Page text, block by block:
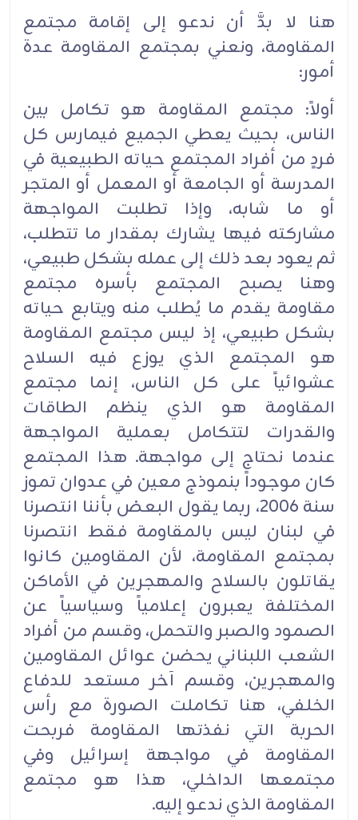
هنا لا بدَّ أن ندعو إلى إقامة مجتمع
المقاومة، ونعني بمجتمع المقاومة عدة
أمور:
أولاً: مجتمع المقاومة هو تكامل بين
الناس، بحيث يعطي الجميع فيمارس كل
فردٍ من أفراد المجتمع حياته الطبيعية في
المدرسة أو الجامعة أو المعمل أو المتجر
أو ما شابه، وإذا تطلبت المواجهة
مشاركته فيها يشارك بمقدار ما تتطلب،
ثم يعود بعد ذلك إلى عمله بشكل طبيعي،
وهنا يصبح المجتمع بأسره مجتمع
مقاومة يقدم ما يُطلب منه ويتابع حياته
بشكل طبيعي، إذ ليس مجتمع المقاومة
هو المجتمع الذي يوزع فيه السلاح
عشوائياً على كل الناس، إنما مجتمع
المقاومة هو الذي ينظم الطاقات
والقدرات لتتكامل بعملية المواجهة
عندما نحتاج إلى مواجهة. هذا المجتمع
كان موجوداً بنموذج معين في عدوان تموز
سنة 2006، ربما يقول البعض بأننا انتصرنا
في لبنان ليس بالمقاومة فقط انتصرنا
بمجتمع المقاومة، لأن المقاومين كانوا
يقاتلون بالسلاح والمهجرين في الأماكن
المختلفة يعبرون إعلامياً وسياسياً عن
الصمود والصبر والتحمل، وقسم من أفراد
الشعب اللبناني يحضن عوائل المقاومين
والمهجرين، وقسم آخر مستعد للدفاع
الخلفي، هنا تكاملت الصورة مع رأس
الحربة التي نفذتها المقاومة فربحت
المقاومة في مواجهة إسرائيل وفي
مجتمعها الداخلي، هذا هو مجتمع
المقاومة الذي ندعو إليه.